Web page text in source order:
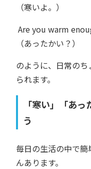
（寒いよ。）
Are you warm
（あったかい？）
のように、日常の
られます。
「寒い」「あ
う
毎日の生活の中で
んあります。